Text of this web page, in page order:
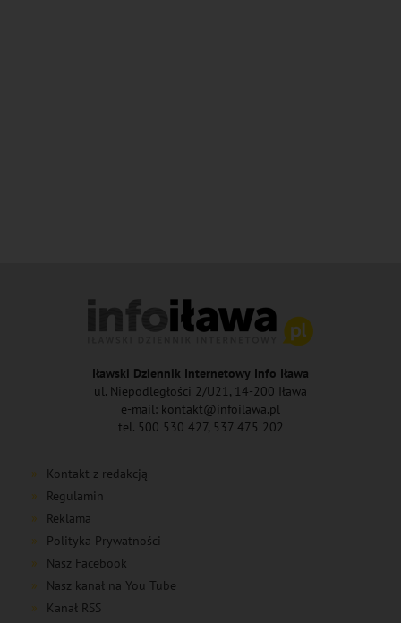
Iławski Dziennik Internetowy Info Iława
ul. Niepodległości 2/U21, 14-200 Iława
e-mail: kontakt@infoilawa.pl
tel. 500 530 427, 537 475 202
Kontakt z redakcją
Regulamin
Reklama
Polityka Prywatności
Nasz Facebook
Nasz kanał na You Tube
Kanał RSS